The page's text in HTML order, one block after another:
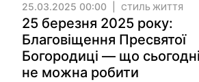
25.03.2025 00:00 СТИЛЬ ЖИТТЯ
25 березня 2025 року:
Благовіщення Пресвятої
Богородиці — що сьогодні
не можна робити